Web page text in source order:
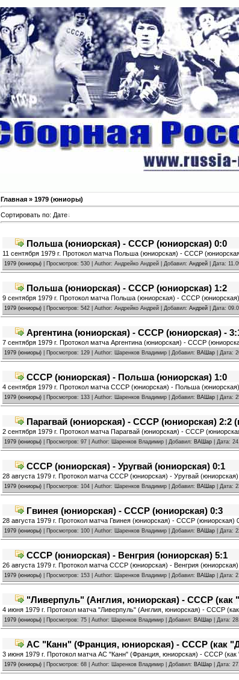
Главная » 1979 (юниоры)
Сортировать по: Дате
Польша (юниорская) - СССР (юниорская) 0:0
11 сентября 1979 г. Протокол матча Польша (юниорская) - СССР
1979 (юниоры) | Просмотров: 530 | Author: Андрейко Андрей | Добавил: Андрей | Дата:
Польша (юниорская) - СССР (юниорская) 1:2
9 сентября 1979 г. Протокол матча Польша (юниорская) - СССР
1979 (юниоры) | Просмотров: 542 | Author: Андрейко Андрей | Добавил: Андрей | Дата:
Аргентина (юниорская) - СССР (юниорская) -
7 сентября 1979 г. Протокол матча Аргентина (юниорская) - СССР
1979 (юниоры) | Просмотров: 129 | Author: Шаренков Владимир | Добавил: ВАШар | Дата:
СССР (юниорская) - Польша (юниорская) 1:0
4 сентября 1979 г. Протокол матча СССР (юниорская) - Польша
1979 (юниоры) | Просмотров: 133 | Author: Шаренков Владимир | Добавил: ВАШар | Дата:
Парагвай (юниорская) - СССР (юниорская) 2:2
2 сентября 1979 г. Протокол матча Парагвай (юниорская) - СССР
1979 (юниоры) | Просмотров: 97 | Author: Шаренков Владимир | Добавил: ВАШар | Дата:
СССР (юниорская) - Уругвай (юниорская) 0:1
28 августа 1979 г. Протокол матча СССР (юниорская) - Уругвай (юниорская)
1979 (юниоры) | Просмотров: 104 | Author: Шаренков Владимир | Добавил: ВАШар | Дата:
Гвинея (юниорская) - СССР (юниорская) 0:3
28 августа 1979 г. Протокол матча Гвинея (юниорская) - СССР (юниорская)
1979 (юниоры) | Просмотров: 100 | Author: Шаренков Владимир | Добавил: ВАШар | Дата:
СССР (юниорская) - Венгрия (юниорская) 5:1
26 августа 1979 г. Протокол матча СССР (юниорская) - Венгрия (юниорская)
1979 (юниоры) | Просмотров: 153 | Author: Шаренков Владимир | Добавил: ВАШар | Дата:
"Ливерпуль" (Англия, юниорская) - СССР (как
4 июня 1979 г. Протокол матча "Ливерпуль" (Англия, юниорская) - СССР
1979 (юниоры) | Просмотров: 75 | Author: Шаренков Владимир | Добавил: ВАШар | Дата:
АС "Канн" (Франция, юниорская) - СССР (как
3 июня 1979 г. Протокол матча АС "Канн" (Франция, юниорская) - СССР
1979 (юниоры) | Просмотров: 68 | Author: Шаренков Владимир | Добавил: ВАШар | Дата: